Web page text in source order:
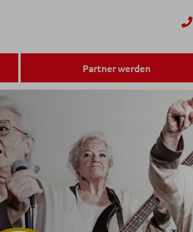
Partner werden